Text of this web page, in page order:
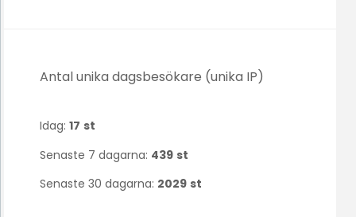
Antal unika dagsbesökare (unika IP)
Idag: 17 st
Senaste 7 dagarna: 439 st
Senaste 30 dagarna: 2029 st